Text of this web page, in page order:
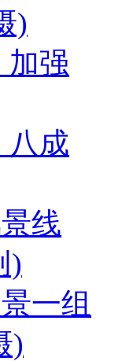
)
加强
八成
线
)
一组
)